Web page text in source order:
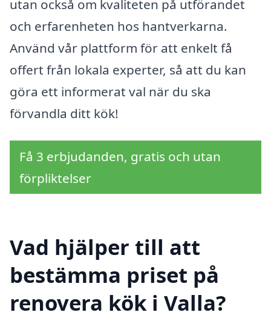
utan också om kvaliteten på utförandet
och erfarenheten hos hantverkarna.
Använd vår plattform för att enkelt få
offert från lokala experter, så att du kan
göra ett informerat val när du ska
förvandla ditt kök!
Få 3 erbjudanden, gratis och utan
förpliktelser
Vad hjälper till att
bestämma priset på
renovera kök i Valla?